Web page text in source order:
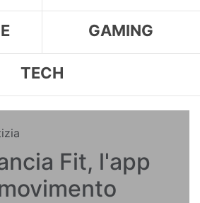
GAMING
TECH
Fit, l'app